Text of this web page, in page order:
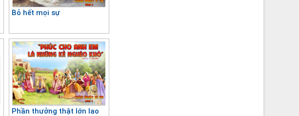
Bỏ hết mọi sự
Phần thưởng thật lớn lao